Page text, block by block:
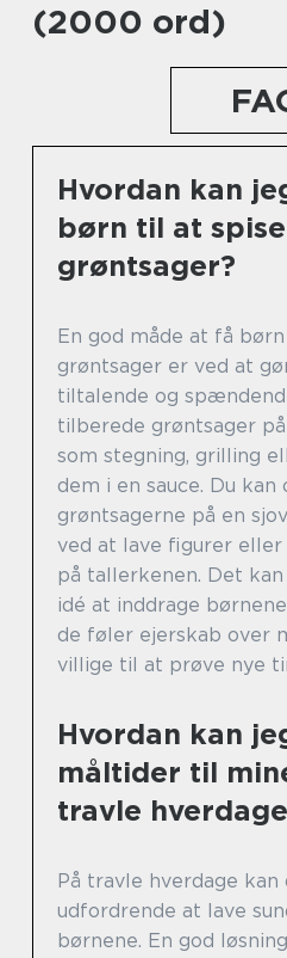
(2000 ord)
Hvordan kan
børn til at
grøntsager?
En god måde at få
grøntsager er ved at
tiltalende og
tilberede grøntsager
som stegning, grilling
dem i en sauce. Du
grøntsagerne på en
ved at lave figurer
på tallerkenen. Det
idé at inddrage
de føler ejerskab over
villige til at prøve nye
Hvordan kan
måltider til
travle
På travle hverdage
udfordrende at lave
børnene. En god